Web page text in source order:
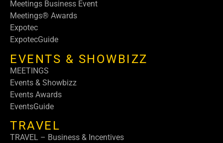
Meetings Business Event
Meetings® Awards
Expotec
ExpotecGuide
EVENTS & SHOWBIZZ
MEETINGS
Events & Showbizz
Events Awards
EventsGuide
TRAVEL
TRAVEL – Business & Incentives